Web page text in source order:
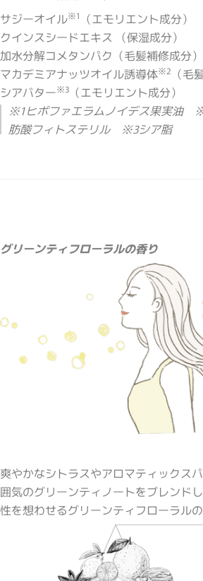
サジーオイル※1
（エモリエント成分）
クインスシードエキス （保湿成分）
加水分解コメタンパク（毛髪補修成分）
マカデミアナッツオイル誘導体※2 （毛
シアバター※3 （エモリエント成分）
※1ヒポファエラムノイデス果実油
肪酸フィトステリル ※3シア脂
グリーンティフローラルの香り
爽やかなシトラスやアロマティックス
囲気のグリーンティノートをブレンド
性を想わせるグリーンティフローラルの